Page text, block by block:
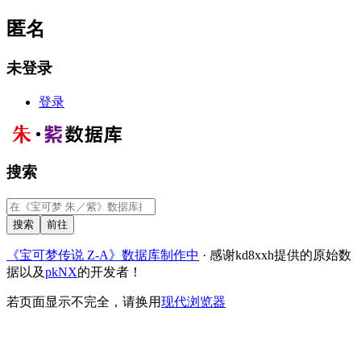
匿名
未登录
登录
搜索
《宝可梦传说 Z-A》数据库制作中 · 感谢kd8xxh提供的原始数
据以及pkNX的开发者！
若页面显示不完全，请换用现代浏览器